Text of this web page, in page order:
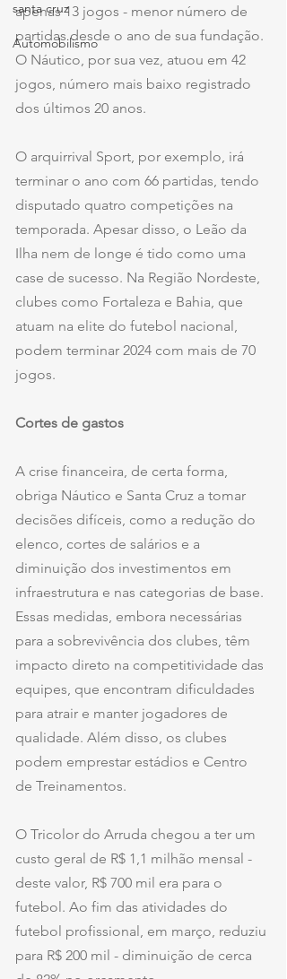
santa cruz
Automobilismo
apenas 13 jogos - menor número de
partidas desde o ano de sua fundação.
O Náutico, por sua vez, atuou em 42
jogos, número mais baixo registrado
dos últimos 20 anos.
O arquirrival Sport, por exemplo, irá
terminar o ano com 66 partidas, tendo
disputado quatro competições na
temporada. Apesar disso, o Leão da
Ilha nem de longe é tido como uma
case de sucesso. Na Região Nordeste,
clubes como Fortaleza e Bahia, que
atuam na elite do futebol nacional,
podem terminar 2024 com mais de 70
jogos.
Cortes de gastos
A crise financeira, de certa forma,
obriga Náutico e Santa Cruz a tomar
decisões difíceis, como a redução do
elenco, cortes de salários e a
diminuição dos investimentos em
infraestrutura e nas categorias de base.
Essas medidas, embora necessárias
para a sobrevivência dos clubes, têm
impacto direto na competitividade das
equipes, que encontram dificuldades
para atrair e manter jogadores de
qualidade. Além disso, os clubes
podem emprestar estádios e Centro
de Treinamentos.
O Tricolor do Arruda chegou a ter um
custo geral de R$ 1,1 milhão mensal -
deste valor, R$ 700 mil era para o
futebol. Ao fim das atividades do
futebol profissional, em março, reduziu
para R$ 200 mil - diminuição de cerca